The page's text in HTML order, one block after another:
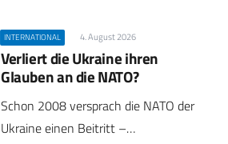
INTERNATIONAL 4. August 2026
Verliert die Ukraine ihren
Glauben an die NATO?
Schon 2008 versprach die NATO der
Ukraine einen Beitritt –…